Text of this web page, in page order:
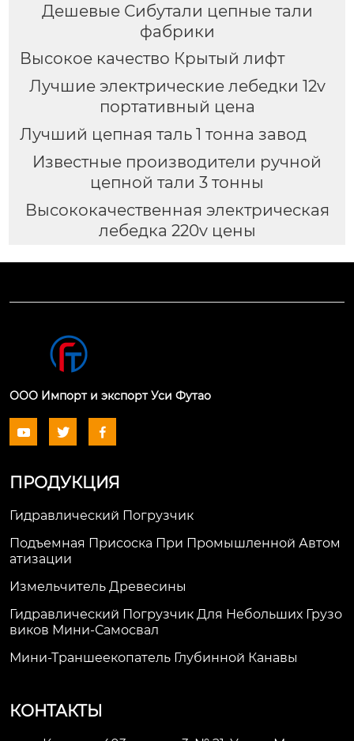
Дешевые Сибутали цепные тали
фабрики
Высокое качество Крытый лифт
Лучшие электрические лебедки 12v
портативный цена
Лучший цепная таль 1 тонна завод
Известные производители ручной
цепной тали 3 тонны
Высококачественная электрическая
лебедка 220v цены
ООО Импорт и экспорт Уси Футао
  
ПРОДУКЦИЯ
Гидравлический Погрузчик
Подъемная Присоска При Промышленной Автом
Атизации
Измельчитель Древесины
Гидравлический Погрузчик Для Небольших Грузо
Виков Мини-Самосвал
Мини-Траншеекопатель Глубинной Канавы
КОНТАКТЫ